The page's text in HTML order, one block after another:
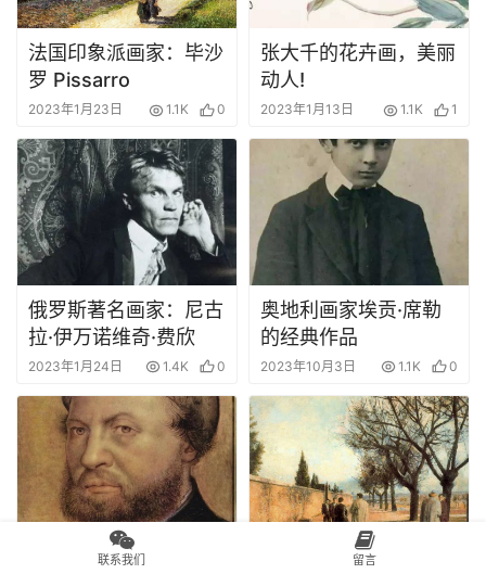
法国印象派画家：毕沙
罗 Pissarro
2023年1月23日 1.1K 0
张大千的花卉画，美丽
动人!
2023年1月13日 1.1K 1
俄罗斯著名画家：尼古
拉·伊万诺维奇·费欣
2023年1月24日 1.4K 0
奥地利画家埃贡·席勒
的经典作品
2023年10月3日 1.1K 0
德国画家荷尔拜因：古 西班牙画坛鬼才洛佩斯
联系我们 留言